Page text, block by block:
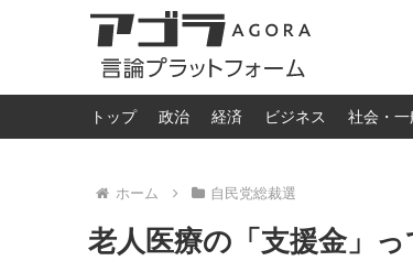
トップ 政治 経済 ビジネス 社会・一
ホーム 自民党総裁選
老人医療の「支援金」っ